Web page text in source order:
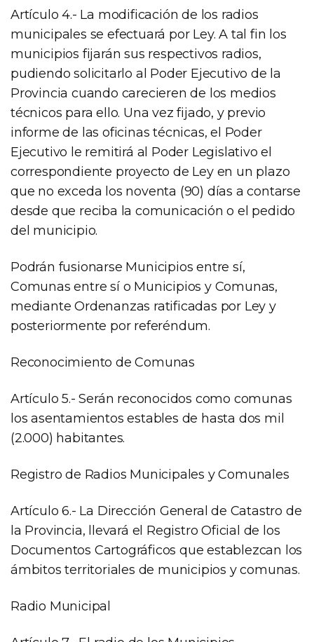
Artículo 4.- La modificación de los radios
municipales se efectuará por Ley. A tal fin los
municipios fijarán sus respectivos radios,
pudiendo solicitarlo al Poder Ejecutivo de la
Provincia cuando carecieren de los medios
técnicos para ello. Una vez fijado, y previo
informe de las oficinas técnicas, el Poder
Ejecutivo le remitirá al Poder Legislativo el
correspondiente proyecto de Ley en un plazo
que no exceda los noventa (90) días a contarse
desde que reciba la comunicación o el pedido
del municipio.
Podrán fusionarse Municipios entre sí,
Comunas entre sí o Municipios y Comunas,
mediante Ordenanzas ratificadas por Ley y
posteriormente por referéndum.
Reconocimiento de Comunas
Artículo 5.- Serán reconocidos como comunas
los asentamientos estables de hasta dos mil
(2.000) habitantes.
Registro de Radios Municipales y Comunales
Artículo 6.- La Dirección General de Catastro de
la Provincia, llevará el Registro Oficial de los
Documentos Cartográficos que establezcan los
ámbitos territoriales de municipios y comunas.
Radio Municipal